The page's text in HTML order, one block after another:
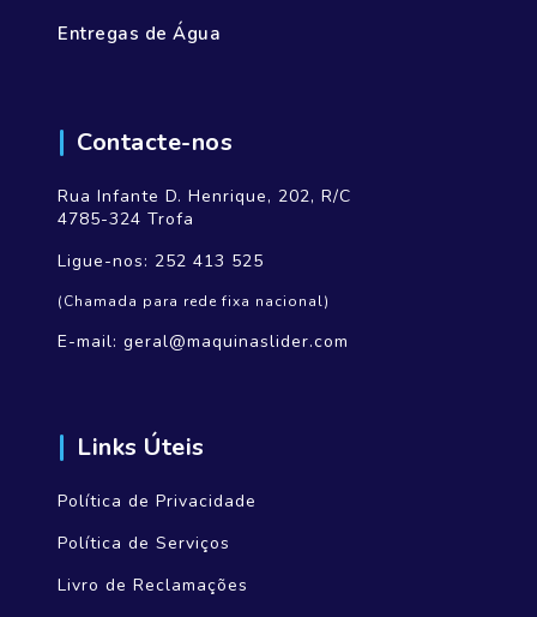
Entregas de Água
Contacte-nos
Rua Infante D. Henrique, 202, R/C
4785-324 Trofa
Ligue-nos: 252 413 525
(Chamada para rede fixa nacional)
E-mail: geral@maquinaslider.com
Links Úteis
Política de Privacidade
Política de Serviços
Livro de Reclamações